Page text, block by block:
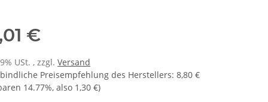
€
USt. , zzgl. Versand
Preisempfehlung des Herstellers: 8,80 €
14.77%, also 1,30 €)